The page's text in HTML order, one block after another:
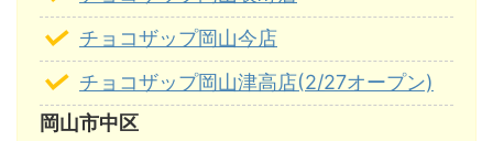
チョコザップ岡山今店
チョコザップ岡山津高店(2/27オープン)
岡山市中区